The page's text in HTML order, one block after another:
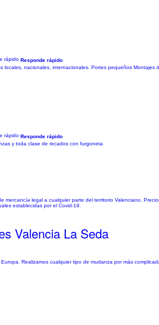
Responde rápido
locales, nacionales, internacionales. Portes pequeños Montajes
Responde rápido
y toda clase de recados con furgoneta
legal a cualquier parte del territorio Valenciano.
establecidas por el Covid-19.
Valencia La Seda
Realizamos cualquier tipo de mudanza por más